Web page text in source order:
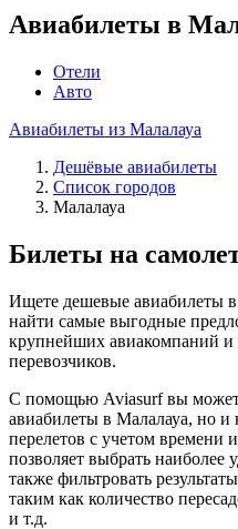
Авиабилеты в
Отели
Авто
Авиабилеты из Малалауа
Дешёвые авиабилеты
Список городов
Малалауа
Билеты на
Ищете дешевые авиабилеты
найти самые выгодные
крупнейших авиакомпаний
перевозчиков.
С помощью Aviasurf вы
авиабилеты в Малалауа, но
перелетов с учетом
позволяет выбрать наиболее
также фильтровать
таким как количество
и т.д.